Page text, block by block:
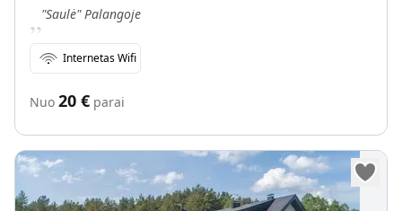
„"Saulė" Palangoje
Internetas Wifi
Nuo 20 € parai